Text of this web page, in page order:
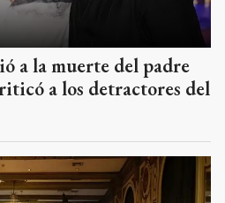
a la muerte del padre
a los detractores del